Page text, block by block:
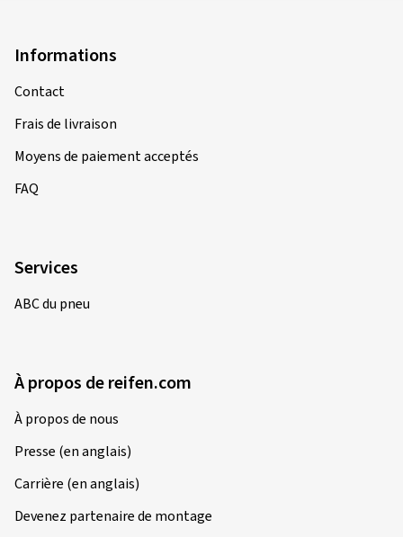
Informations
Contact
Frais de livraison
Moyens de paiement acceptés
FAQ
Services
ABC du pneu
À propos de reifen.com
À propos de nous
Presse (en anglais)
Carrière (en anglais)
Devenez partenaire de montage